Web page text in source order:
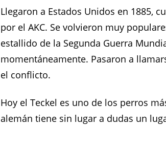
Llegaron a Estados Unidos en 1885,
por el AKC. Se volvieron muy
estallido de la Segunda Guerra
momentáneamente. Pasaron a
el conflicto.
Hoy el Teckel es uno de los perros
alemán tiene sin lugar a dudas un